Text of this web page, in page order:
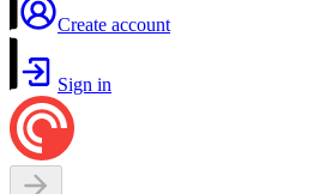
Create account
Sign in